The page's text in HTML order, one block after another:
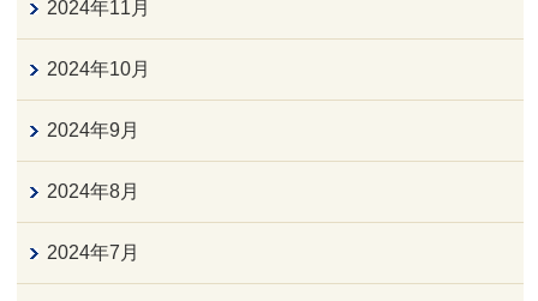
2024年11月
2024年10月
2024年9月
2024年8月
2024年7月